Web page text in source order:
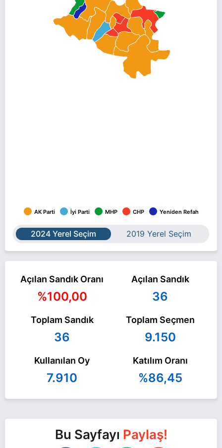
AK Parti İyi Parti MHP CHP Yeniden Refah
2024 Yerel Seçim 2019 Yerel Seçim
Açılan Sandık Oranı
%100,00
Açılan Sandık
36
Toplam Sandık
36
Toplam Seçmen
9.150
Kullanılan Oy
7.910
Katılım Oranı
%86,45
Bu Sayfayı Paylaş!